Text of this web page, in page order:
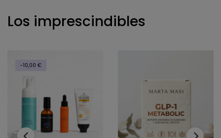
Los imprescindibles
-10,00 €
‹ ›